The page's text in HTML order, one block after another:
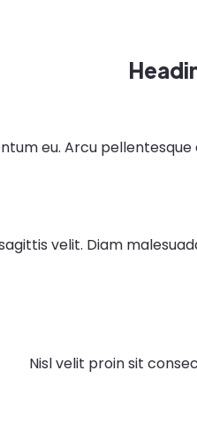
eu. Arcu
velit. Diam
Nisl velit proin sit